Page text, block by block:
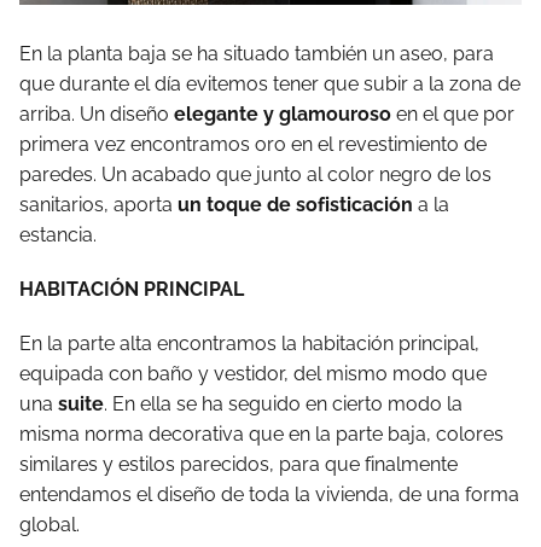
En la planta baja se ha situado también un aseo, para
que durante el día evitemos tener que subir a la zona de
arriba. Un diseño elegante y glamouroso en el que por
primera vez encontramos oro en el revestimiento de
paredes. Un acabado que junto al color negro de los
sanitarios, aporta un toque de sofisticación a la
estancia.
HABITACIÓN PRINCIPAL
En la parte alta encontramos la habitación principal,
equipada con baño y vestidor, del mismo modo que
una suite. En ella se ha seguido en cierto modo la
misma norma decorativa que en la parte baja, colores
similares y estilos parecidos, para que finalmente
entendamos el diseño de toda la vivienda, de una forma
global.